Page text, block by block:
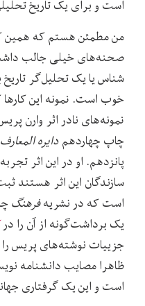
است و برای یک تاریخ
من مطمئن هستم که همین
صحنه‌های خیلی جالب
شناس یا یک تحلیل‌گر تاریخ
خوب است. نمونه این
نمونه‌های نادر اثر وارن
چاپ چهاردهمدایره المعارف
پانزدهم. او در این اثر
سازندگان این اثر هستند
است که در نشریهفرهنگ
یک برداشت‌گونه از آن را در
جزییات نوشته‌های پریس
ظاهرا مصایب دانشنامه
است و این یک گرفتاری